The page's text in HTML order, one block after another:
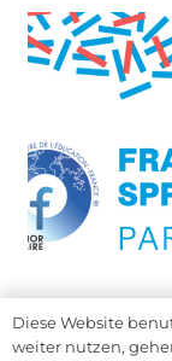
Diese Website
weiter nutzen,